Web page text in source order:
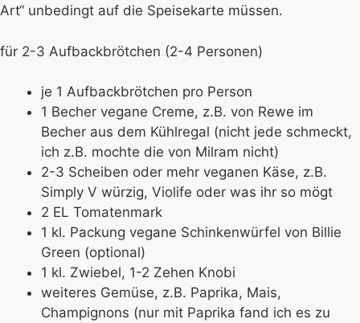
Art“ unbedingt auf die Speisekarte müssen.
für 2-3 Aufbackbrötchen (2-4 Personen)
je 1 Aufbackbrötchen pro Person
1 Becher vegane Creme, z.B. von Rewe im
Becher aus dem Kühlregal (nicht jede schmeckt,
ich z.B. mochte die von Milram nicht)
2-3 Scheiben oder mehr veganen Käse, z.B.
Simply V würzig, Violife oder was ihr so mögt
2 EL Tomatenmark
1 kl. Packung vegane Schinkenwürfel von Billie
Green (optional)
1 kl. Zwiebel, 1-2 Zehen Knobi
weiteres Gemüse, z.B. Paprika, Mais,
Champignons (nur mit Paprika fand ich es zu